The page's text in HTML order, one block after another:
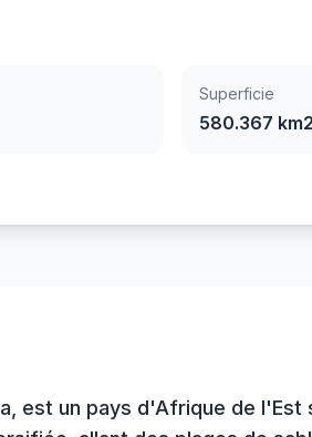
Superficie
580.367 km2
est un pays d'Afrique de